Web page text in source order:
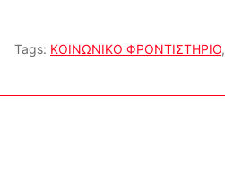
Tags: ΚΟΙΝΩΝΙΚΟ ΦΡΟΝΤΙΣΤΗΡΙΟ,